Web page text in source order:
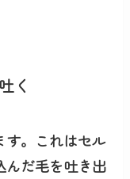
く
す。これはセル
んだ毛を吐き出